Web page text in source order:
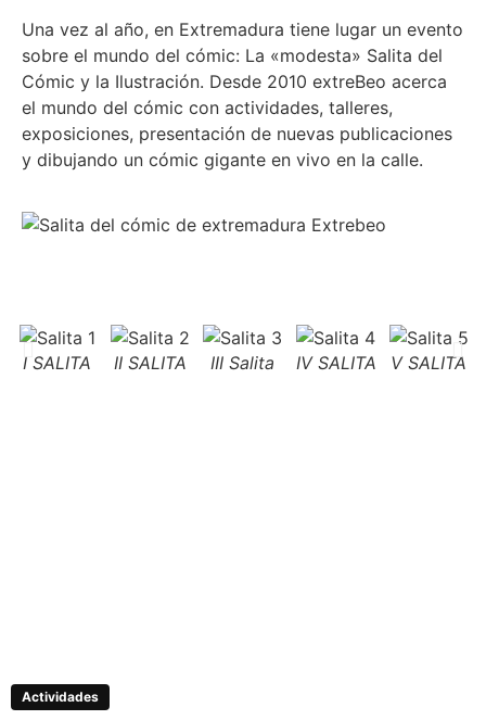
Una vez al año, en Extremadura tiene lugar un evento
sobre el mundo del cómic: La «modesta» Salita del
Cómic y la Ilustración. Desde 2010 extreBeo acerca
el mundo del cómic con actividades, talleres,
exposiciones, presentación de nuevas publicaciones
y dibujando un cómic gigante en vivo en la calle.
I SALITA II SALITA III Salita IV SALITA V SALITA
Actividades